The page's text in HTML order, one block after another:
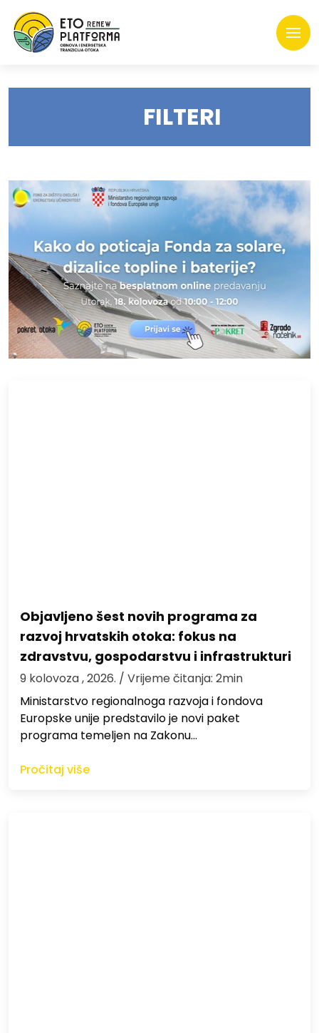
FILTERI
Objavljeno šest novih programa za
razvoj hrvatskih otoka: fokus na
zdravstvu, gospodarstvu i infrastrukturi
9 kolovoza , 2026. / Vrijeme čitanja: 2min
Ministarstvo regionalnoga razvoja i fondova
Europske unije predstavilo je novi paket
programa temeljen na Zakonu…
Pročitaj više